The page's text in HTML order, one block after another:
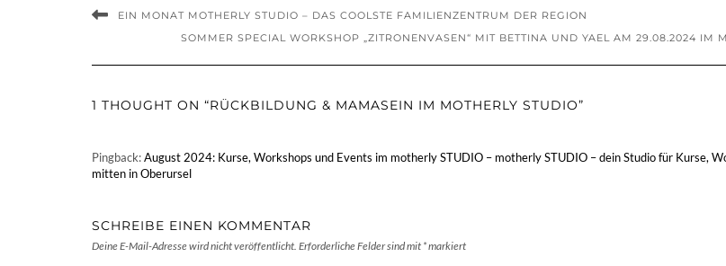
EIN MONAT MOTHERLY STUDIO – DAS COOLSTE FAMILIENZENTRUM DER REGION
SOMMER SPECIAL WORKSHOP „ZITRONENVASEN“ MIT BETTINA UND YAEL AM 29.08.2024 IM
1 THOUGHT ON “RÜCKBILDUNG & MAMASEIN IM MOTHERLY STUDIO”
Pingback:August 2024: Kurse, Workshops und Events im motherly STUDIO – motherly STUDIO – dein Studio für Kurse,
mitten in Oberursel
SCHREIBE EINEN KOMMENTAR
Deine E-Mail-Adresse wird nicht veröffentlicht. Erforderliche Felder sind mit *markiert